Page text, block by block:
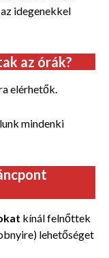
idegenekkel
az órák?
elérhetők.
mindenki
kínál felnőttek
lehetőséget